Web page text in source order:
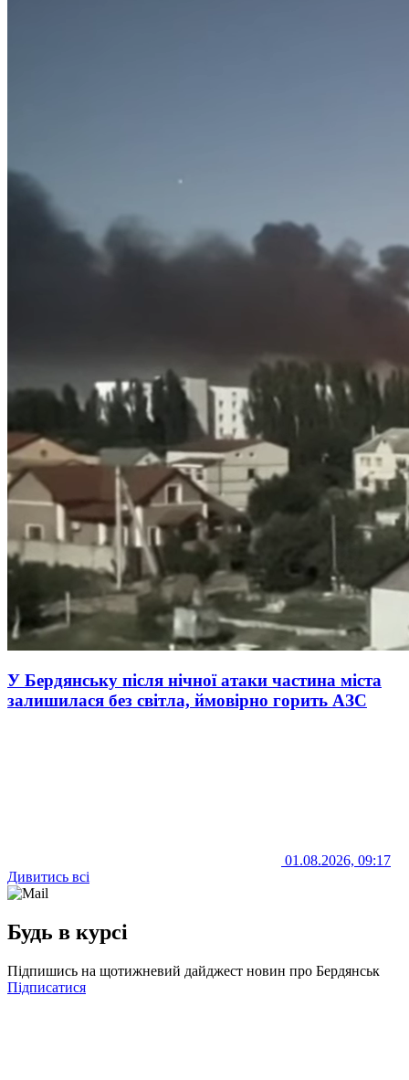
У Бердянську після нічної атаки частина міста
залишилася без світла, ймовірно горить АЗС
01.08.2026, 09:17
Дивитись всі
Будь в курсі
Підпишись на щотижневий дайджест новин про Бердянськ
Підписатися